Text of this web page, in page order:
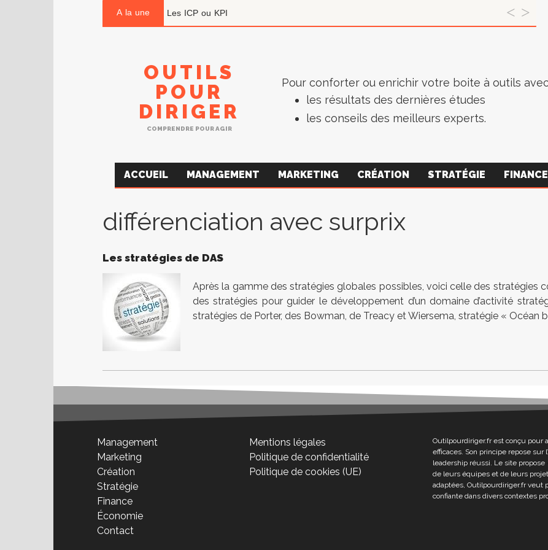
A la une Les ICP ou KPI
OUTILS
POUR
DIRIGER
COMPRENDRE POUR AGIR
Pour conforter ou enrichir votre boite à outils
les résultats des dernières études
les conseils des meilleurs experts.
ACCUEIL MANAGEMENT MARKETING CRÉATION STRATÉGIE FINANCE
différenciation avec surprix
Les stratégies de DAS
Après la gamme des stratégies globales possibles, voici celle des stratégies
des stratégies pour guider le développement d’un domaine d’activité
stratégies de Porter, des Bowman, de Treacy et Wiersema, stratégie « Océan
Management
Marketing
Création
Stratégie
Finance
Économie
Contact
Mentions légales
Politique de confidentialité
Politique de cookies (UE)
Outilpourdiriger.fr est conçu pour
efficaces. Son principe repose sur
leadership réussi. Le site
de leurs équipes et de leurs
adaptées, Outilpourdiriger.fr veut
confiante dans divers contextes